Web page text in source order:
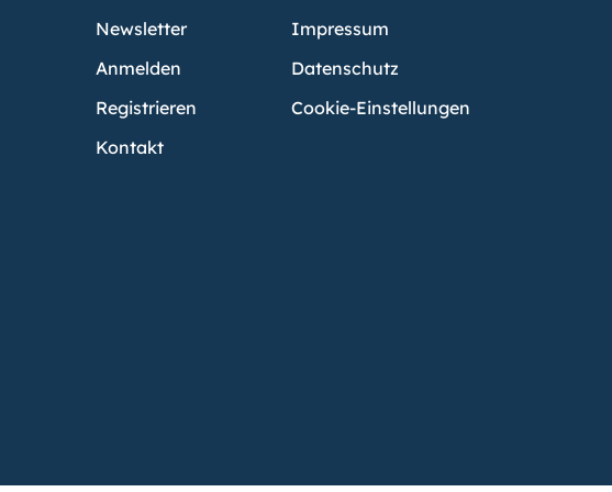
Newsletter
Anmelden
Registrieren
Kontakt
Impressum
Datenschutz
Cookie-Einstellungen